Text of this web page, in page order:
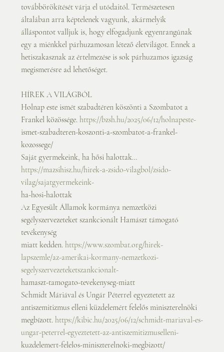
továbbörökítését várja el utódaitól. Természetesen
általában arra képtelenek vagyunk, akármelyik
álláspontot valljuk is, hogy elfogadjunk egyenrangúnak
egy a miénkkel párhuzamosan létező életvilágot. Ennek a
hetiszakasznak az értelmezése is sok párhuzamos igazság
megismerésre ad lehetőséget.
HÍREK A VILÁGBÓL
Holnap este ismét szabadtéren köszönti a Szombatot a
Frankel közössége. https://bzsh.hu/2025/06/12/holnapeste-
ismet-szabadteren-koszonti-a-szombatot-a-frankel-
kozossege/
Saját gyermekeink, ha hősi halottak…
https://mazsihisz.hu/hirek-a-zsido-vilagbol/zsido-
vilag/sajatgyermekeink-
ha-hosi-halottak
Az Egyesült Államok kormánya nemzetközi
segélyszervezeteket szankcionált Hamászt támogató
tevékenység
miatt kedden. https://www.szombat.org/hirek-
lapszemle/az-amerikai-kormany-nemzetkozi-
segelyszervezeteketszankcionalt-
hamaszt-tamogato-tevekenyseg-miatt
Schmidt Máriával és Ungár Péterrel egyeztetett az
antiszemitizmus elleni küzdelemért felelős miniszterelnöki
megbízott. https://kibic.hu/2025/06/12/schmidt-mariaval-es-
ungar-peterrel-egyeztetett-az-antiszemitizmuselleni-
kuzdelemert-felelos-miniszterelnoki-megbizott/